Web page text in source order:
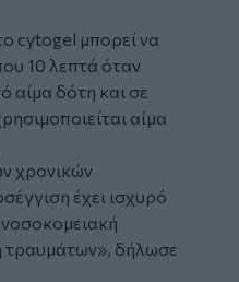
cytogel μπορεί να
10 λεπτά όταν
αίμα δότη και σε
αίμα
χρονικών
έχει ισχυρό
τραυμάτων», δήλωσε